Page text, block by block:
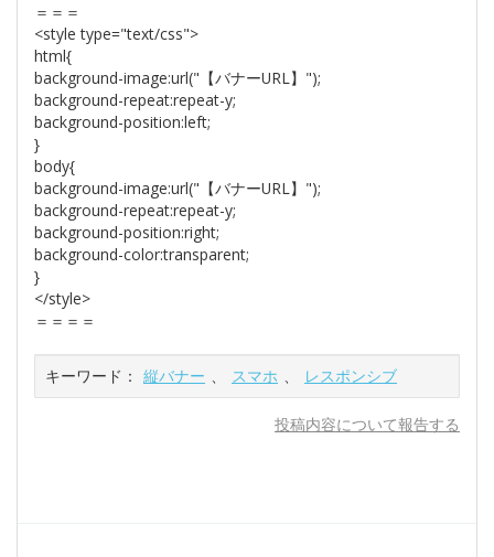
＝＝＝
<style type="text/css">
html{
background-image:url("【バナーURL】");
background-repeat:repeat-y;
background-position:left;
}
body{
background-image:url("【バナーURL】");
background-repeat:repeat-y;
background-position:right;
background-color:transparent;
}
</style>
＝＝＝＝
キーワード： 縦バナー 、 スマホ 、 レスポンシブ
投稿内容について報告する